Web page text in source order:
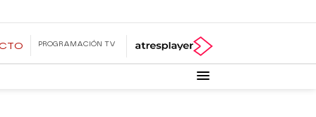
PROGRAMACIÓN TV